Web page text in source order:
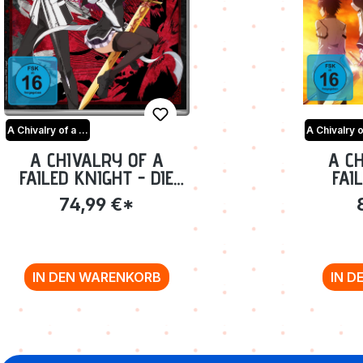
A Chivalry of a Failed Knight
A CHIVALRY OF A
FAILED KNIGHT - DIE
KOMPLETTE SERIE
[BLU-RAY]
74,99 €*
IN DEN WARENKORB
A
IN